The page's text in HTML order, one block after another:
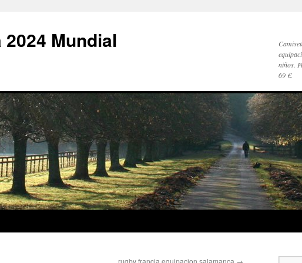
Mundial
niños.
69 €.
rugby francia equipacion salamanca →